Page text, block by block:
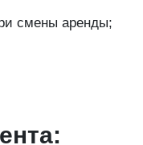
смены аренды;